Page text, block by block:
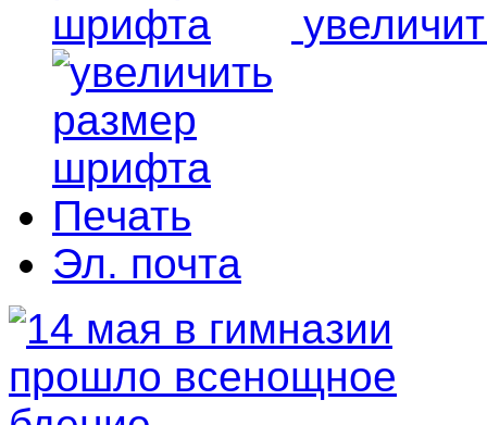
Печать
Эл. почта